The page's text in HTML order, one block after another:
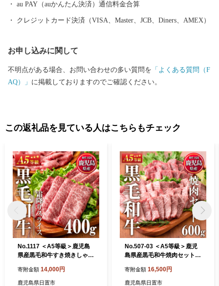
au PAY（auかんたん決済）通信料金合算
クレジットカード決済（VISA、Master、JCB、Diners、AMEX）
お申し込みに関して
不明点がある場合、お問い合わせの多い質問を 「よくある質問（F
AQ）」 に掲載しておりますのでご確認ください。
この返礼品を見ている人はこちらもチェック
No.1117 ＜A5等級＞鹿児島
県産黒毛和牛すき焼きしゃぶ
00g・200g×2P)【LRプラス
K】
寄附金額 14,000円
鹿児島県日置市
No.507-03 ＜A5等級＞鹿児
島県産黒毛和牛焼肉セット
2P、赤身焼肉200g×1P)【LR
プラスK】
寄附金額 16,500円
鹿児島県日置市